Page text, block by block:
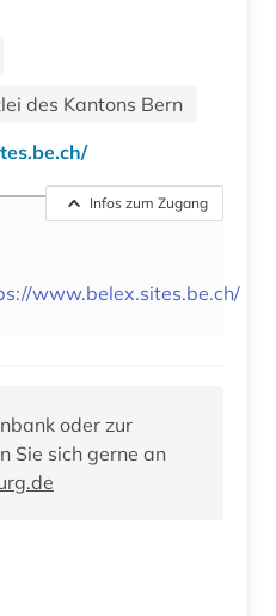
des Kantons Bern
Infos zum Zugang
www.belex.sites.be.ch/
oder zur
Sie sich gerne an